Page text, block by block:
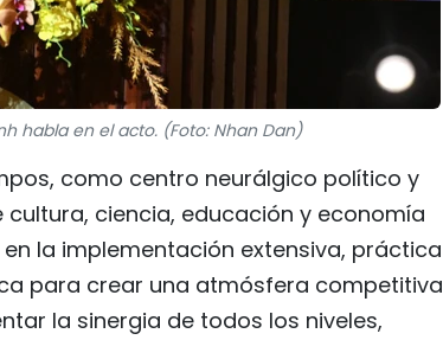
habla en el acto. (Foto: Nhan Dan)
como centro neurálgico político y
ciencia, educación y economía
la implementación extensiva, práctica
para crear una atmósfera competitiva
la sinergia de todos los niveles,